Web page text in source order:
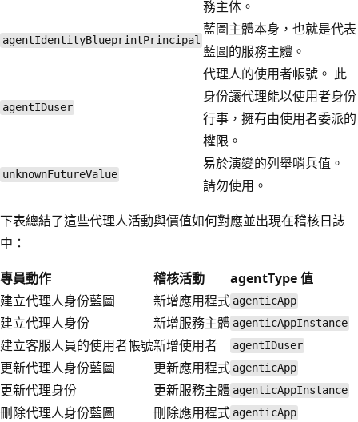
務主体。
agentIdentityBlueprintPrincipal
藍圖主體本身，也就是代表
藍圖的服務主體。
agentIDuser
代理人的使用者帳號。 此
身份讓代理能以使用者身份
行事，擁有由使用者委派的
權限。
unknownFutureValue
易於演變的列舉哨兵值。
請勿使用。
下表總結了這些代理人活動與價值如何對應並出現在稽核日誌
中：
專員動作
稽核活動
agentType 值
建立代理人身份藍圖
新增應用程式 agenticApp
建立代理人身份 新增服務主體 agenticAppInstance
建立客服人員的使用者帳號新增使用者 agentIDuser
更新代理人身份藍圖 更新應用程式 agenticApp
更新代理身份 更新服務主體 agenticAppInstance
刪除代理人身份藍圖 刪除應用程式 agenticApp